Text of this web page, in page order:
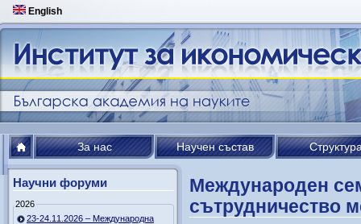
English
За нас Научен състав
Научни форуми
2026
23-24.11.2026 – Международна
Международен
сътрудничество